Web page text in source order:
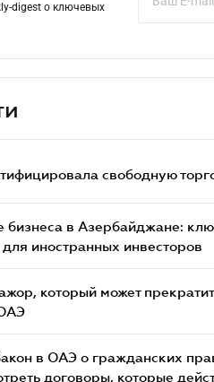
digest о ключевых
свободную
бизнеса в Азербайджане:
для иностранных инвесторов
который может
в ОАЭ о гражданских
договоры, которые